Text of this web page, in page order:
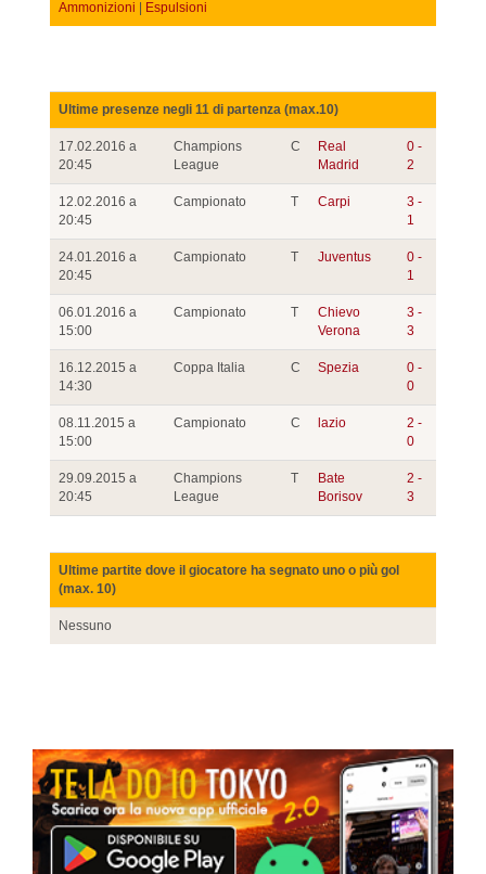
Ammonizioni
Espulsioni
Ultime presenze negli 11 di partenza (max.10)
17.02.2016 a
20:45
Champions
League
C
Real
Madrid
0 -
2
12.02.2016 a
20:45
Campionato T Carpi
3 -
1
24.01.2016 a
20:45
Campionato T Juventus
0 -
1
06.01.2016 a
15:00
Campionato T
Chievo
Verona
3 -
3
16.12.2015 a
14:30
Coppa Italia C Spezia
0 -
0
08.11.2015 a
15:00
Campionato C lazio
2 -
0
29.09.2015 a
20:45
Champions
League
T
Bate
Borisov
2 -
3
Ultime partite dove il giocatore ha segnato uno o più gol
(max. 10)
Nessuno